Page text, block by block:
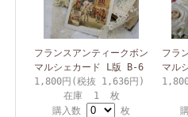
フランスアンティークボン
マルシェカード L版 B-6
1,800円(税抜 1,636円)
在庫 1 枚
購入数
枚
フラ
マル